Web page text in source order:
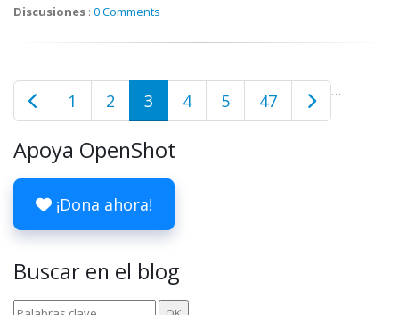
Discusiones : 0 Comments
1 2 3 4 5 …
47
Apoya OpenShot
¡Dona ahora!
Buscar en el blog